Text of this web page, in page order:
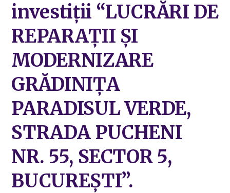
investiţii “LUCRĂRI DE
REPARAȚII ȘI
MODERNIZARE
GRĂDINIȚA
PARADISUL VERDE,
STRADA PUCHENI
NR. 55, SECTOR 5,
BUCUREȘTI”.